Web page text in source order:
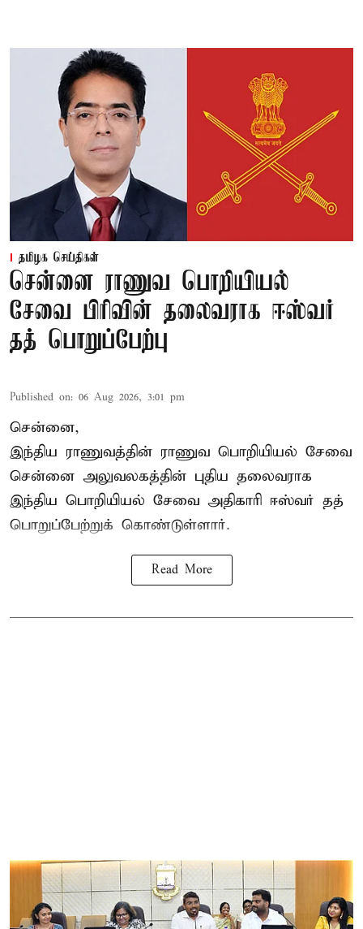
தமிழக செய்திகள்
சென்னை ராணுவ பொறியியல்
சேவை பிரிவின் தலைவராக ஈஸ்வர்
தத் பொறுப்பேற்பு
Published on: 06 Aug 2026, 3:01 pm
சென்னை,
இந்திய ராணுவத்தின் ராணுவ பொறியியல் சேவை
சென்னை அலுவலகத்தின் புதிய தலைவராக
இந்திய பொறியியல் சேவை அதிகாரி ஈஸ்வர் தத்
பொறுப்பேற்றுக் கொண்டுள்ளார்.
Read More